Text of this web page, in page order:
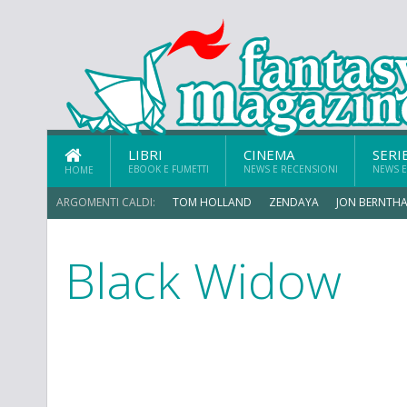
HOME
LIBRI
EBOOK E FUMETTI
CINEMA
NEWS E RECENSIONI NEWS
ARGOMENTI CALDI: TOM HOLLAND ZENDAYA JON
MICHAEL MANDO
Black Widow